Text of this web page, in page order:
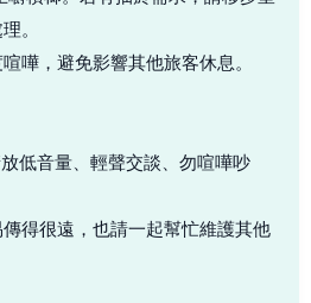
。
嘩，避免影響其他旅客休息。
低音量、輕聲交談、勿喧嘩吵
得很遠，也請一起幫忙維護其他